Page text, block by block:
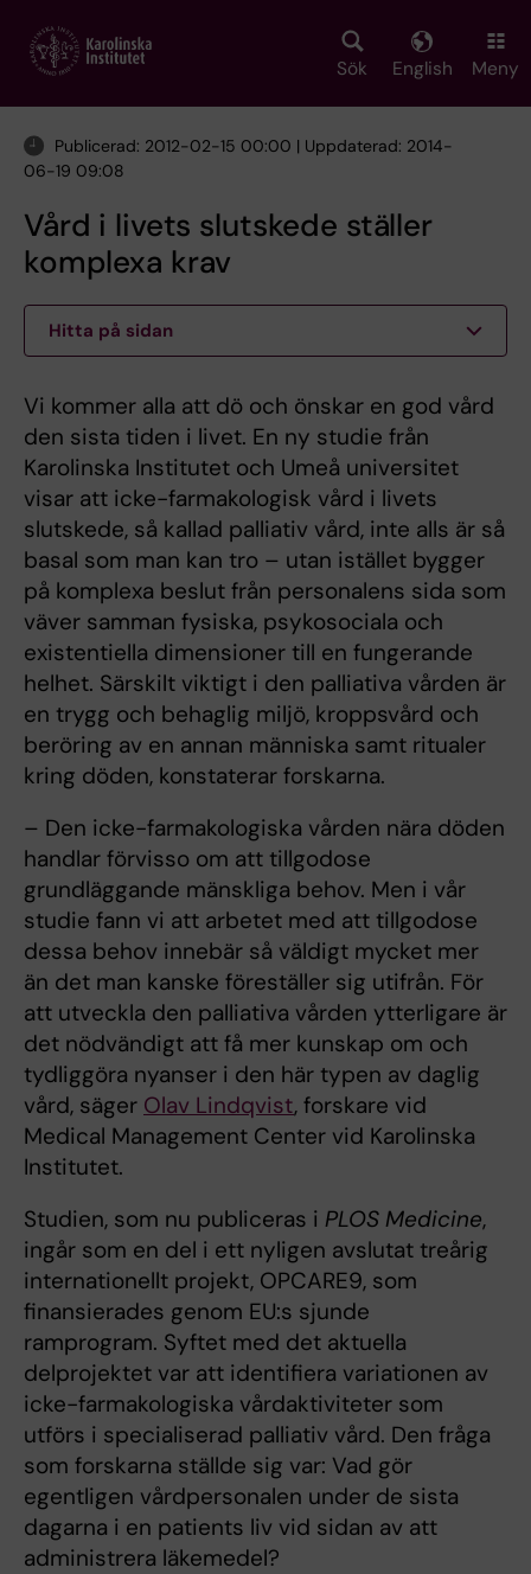
main
Sök English Meny
Publicerad: 2012-02-15 00:00 | Uppdaterad: 2014-
06-19 09:08
Vård i livets slutskede ställer
komplexa krav
Hitta på sidan
Vi kommer alla att dö och önskar en god vård
den sista tiden i livet. En ny studie från
Karolinska Institutet och Umeå universitet
visar att icke-farmakologisk vård i livets
slutskede, så kallad palliativ vård, inte alls är så
basal som man kan tro – utan istället bygger
på komplexa beslut från personalens sida som
väver samman fysiska, psykosociala och
existentiella dimensioner till en fungerande
helhet. Särskilt viktigt i den palliativa vården är
en trygg och behaglig miljö, kroppsvård och
beröring av en annan människa samt ritualer
kring döden, konstaterar forskarna.
– Den icke-farmakologiska vården nära döden
handlar förvisso om att tillgodose
grundläggande mänskliga behov. Men i vår
studie fann vi att arbetet med att tillgodose
dessa behov innebär så väldigt mycket mer
än det man kanske föreställer sig utifrån. För
att utveckla den palliativa vården ytterligare är
det nödvändigt att få mer kunskap om och
tydliggöra nyanser i den här typen av daglig
vård, säger Olav Lindqvist, forskare vid
Medical Management Center vid Karolinska
Institutet.
Studien, som nu publiceras i PLOS Medicine,
ingår som en del i ett nyligen avslutat treårig
internationellt projekt, OPCARE9, som
finansierades genom EU:s sjunde
ramprogram. Syftet med det aktuella
delprojektet var att identifiera variationen av
icke-farmakologiska vårdaktiviteter som
utförs i specialiserad palliativ vård. Den fråga
som forskarna ställde sig var: Vad gör
egentligen vårdpersonalen under de sista
dagarna i en patients liv vid sidan av att
administrera läkemedel?